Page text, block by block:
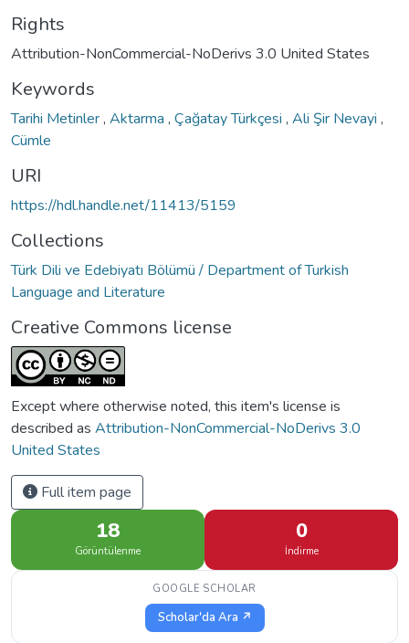
Rights
Attribution-NonCommercial-NoDerivs 3.0 United States
Keywords
Tarihi Metinler, Aktarma , Çağatay Türkçesi , Ali Şir Nevayi ,
Cümle
URI
https://hdl.handle.net/11413/5159
Collections
Türk Dili ve Edebiyatı Bölümü / Department of Turkish
Language and Literature
Creative Commons license
Except where otherwise noted, this item's license is
described as Attribution-NonCommercial-NoDerivs 3.0
United States
Full item page
18
Görüntülenme
0
İndirme
GOOGLE SCHOLAR
Scholar'da Ara ↗